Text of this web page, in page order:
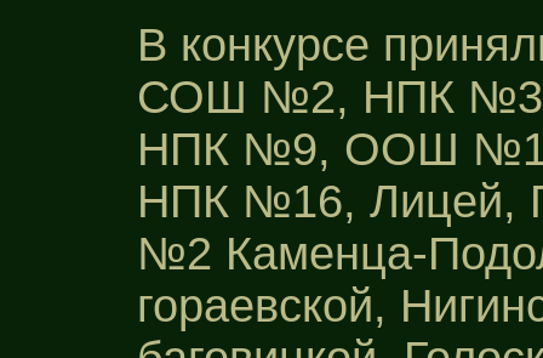
В конкурсе
СОШ №2, НПК
НПК №9, ООШ
НПК №16, Лицей,
№2 Каменца-
гораевской,